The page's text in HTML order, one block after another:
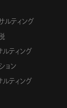
ルティング
ルティング
ョン
ティング